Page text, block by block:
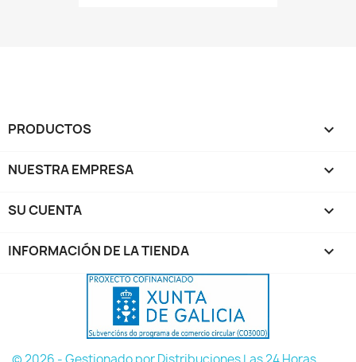
PRODUCTOS 
NUESTRA EMPRESA 
SU CUENTA 
INFORMACIÓN DE LA TIENDA keyboard_arrow_down